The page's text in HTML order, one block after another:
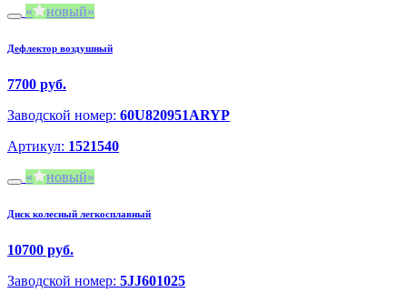
новый
Дефлектор воздушный
7700 руб.
Заводской номер: 60U820951ARYP
Артикул: 1521540
новый
Диск колесный легкосплавный
10700 руб.
Заводской номер: 5JJ601025